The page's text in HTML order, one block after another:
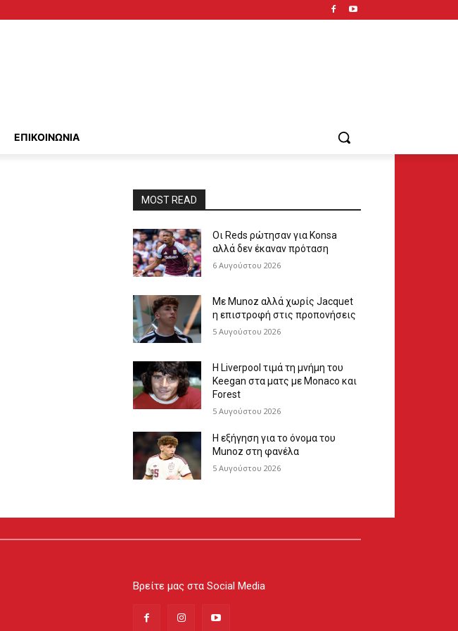
ΕΠΙΚΟΙΝΩΝΙΑ
MOST READ
Οι Reds ρώτησαν για Konsa
αλλά δεν έκαναν πρόταση
6 Αυγούστου 2026
Με Munoz αλλά χωρίς Jacquet
η επιστροφή στις προπονήσεις
5 Αυγούστου 2026
Η Liverpool τιμά τη μνήμη του
Keegan στα ματς με Monaco και
Forest
5 Αυγούστου 2026
Η εξήγηση για το όνομα του
Munoz στη φανέλα
5 Αυγούστου 2026
Βρείτε μας στα Social Media